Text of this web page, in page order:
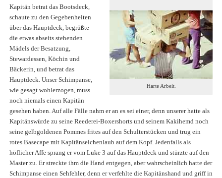
Harte Arbeit.
Kapitän betrat das Bootsdeck,
schaute zu den Gegebenheiten
über das Hauptdeck, begrüßte
die etwas abseits stehenden
Mädels der Besatzung,
Stewardessen, Köchin und
Bäckerin, und betrat das
Hauptdeck. Unser Schimpanse,
wie gesagt wohlerzogen, muss
noch niemals einen Kapitän
gesehen haben. Auf alle Fälle nahm er an es sei einer, denn unserer hatte als
Kapitänswürde zu seine Reederei-Boxershorts und seinem Kakihemd noch
seine gelbgoldenen Pommes frites auf den Schulterstücken und trug ein
rotes Basecape mit Kapitänseichenlaub auf dem Kopf. Jedenfalls als
höflicher Affe sprang er vom Luke 3 auf das Hauptdeck und stürzte auf den
Master zu. Er streckte ihm die Hand entgegen, aber wahrscheinlich hatte der
Schimpanse einen Sehfehler, denn er verfehlte die Kapitänshand und griff in